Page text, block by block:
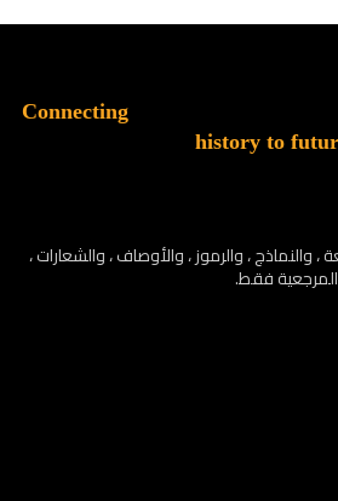
Connecting
history to
، والرموز ، والأوصاف ، والشعارات ،
فقط.